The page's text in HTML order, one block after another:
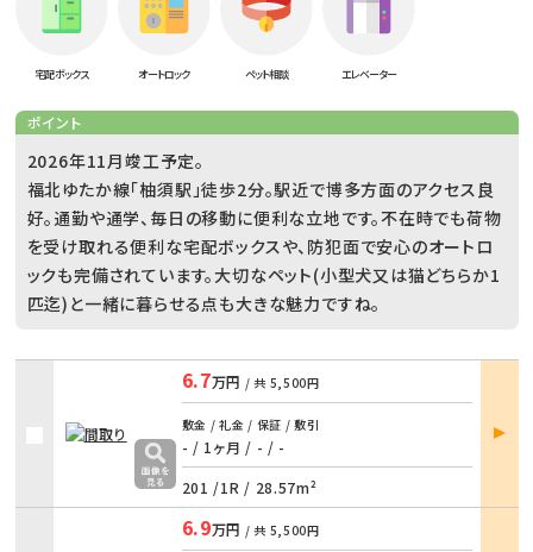
宅配ボックス オートロック ペット相談 エレベーター
ポイント
2026年11月竣工予定。
福北ゆたか線「柚須駅」徒歩2分。駅近で博多方面のアクセス良
好。通勤や通学、毎日の移動に便利な立地です。不在時でも荷物
を受け取れる便利な宅配ボックスや、防犯面で安心のオートロ
ックも完備されています。大切なペット(小型犬又は猫どちらか1
匹迄)と一緒に暮らせる点も大きな魅力ですね。
6.7万円 / 共 5,500円
敷金 / 礼金 / 保証 / 敷引
- / 1ヶ月 / - / -
201 /1R / 28.57m²
部屋
詳細
6.9万円 / 共 5,500円